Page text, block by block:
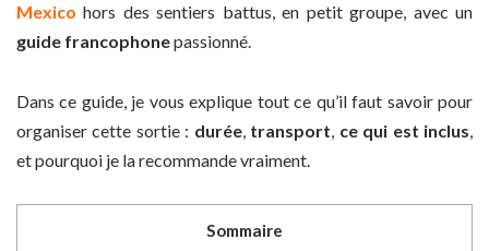
Mexico hors des sentiers battus, en petit groupe, avec un
guide francophonepassionné.
Dans ce guide, je vous explique tout ce qu’il faut savoir pour
organiser cette sortie : durée, transport ce qui est inclus
et pourquoi je la recommande vraiment.
Sommaire